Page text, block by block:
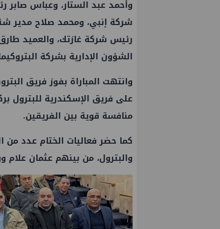
وأحمد عبد الستار، وعباس صابر
شركة إنبي، ومحمد صلاح مدير
رئيس شركة غازتك، والعميد
الشؤون الإدارية بشركة
وانتهت المباراة بفوز فريق
على فريق الإسكندرية للبترول
منافسة قوية بين الفريقين.
كما حضر فعاليات الختام عدد
والبترول، من بينهم عثمان علام